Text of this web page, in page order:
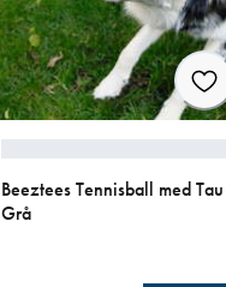
Beeztees Tennisball med Tau
Grå